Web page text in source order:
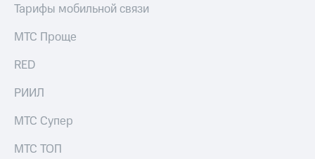
Тарифы мобильной связи
МТС Проще
RED
РИИЛ
МТС Супер
МТС ТОП